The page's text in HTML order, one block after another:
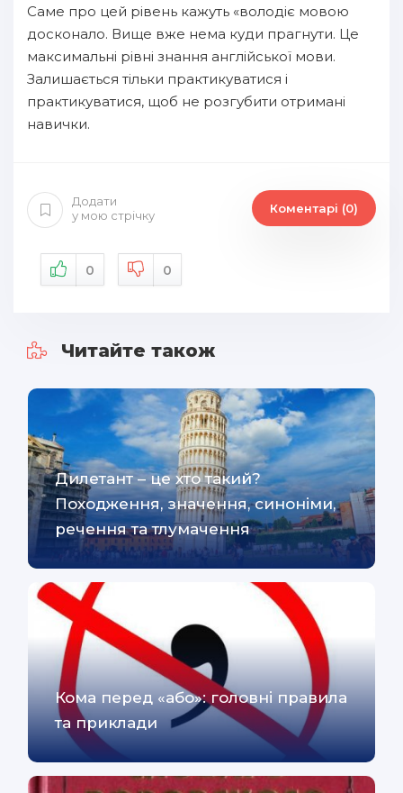
Саме про цей рівень кажуть «володіє мовою
досконало. Вище вже нема куди прагнути. Це
максимальні рівні знання англійської мови.
Залишається тільки практикуватися і
практикуватися, щоб не розгубити отримані
навички.
Додати
у мою стрічку
Коментарі (0)
0 0
Читайте також
Дилетант – це хто такий?
Походження, значення, синоніми,
речення та тлумачення
Кома перед «або»: головні правила
та приклади